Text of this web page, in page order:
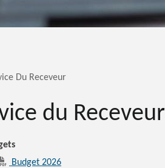
Du Receveur
du Receveur
Budget 2026